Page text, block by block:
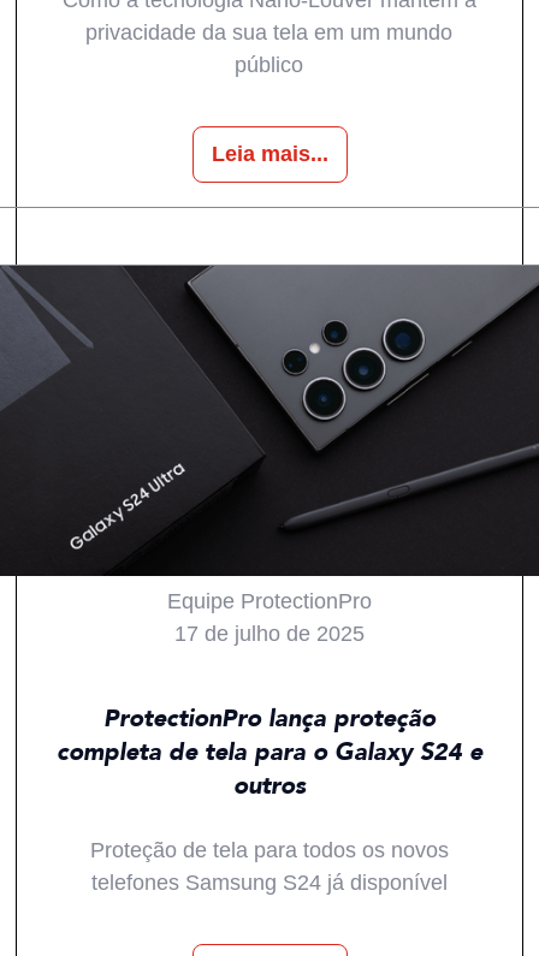
privacidade da sua tela em um mundo
público
Leia mais...
Equipe ProtectionPro
17 de julho de 2025
ProtectionPro lança proteção
completa de tela para o Galaxy S24 e
outros
Proteção de tela para todos os novos
telefones Samsung S24 já disponível